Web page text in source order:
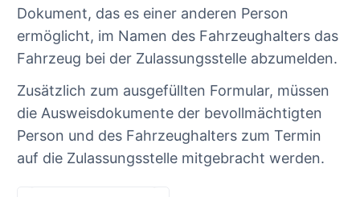
Dokument, das es einer anderen Person
ermöglicht, im Namen des Fahrzeughalters das
Fahrzeug bei der Zulassungsstelle abzumelden.
Zusätzlich zum ausgefüllten Formular, müssen
die Ausweisdokumente der bevollmächtigten
Person und des Fahrzeughalters zum Termin
auf die Zulassungsstelle mitgebracht werden.